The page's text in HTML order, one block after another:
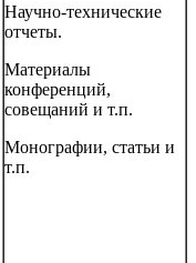
Научно-технические
отчеты.
Материалы
конференций,
совещаний и т.п.
Монографии, статьи и
т.п.